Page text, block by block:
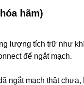
hãm)
lượng tích trữ như
để ngắt mạch.
ngắt mạch thật